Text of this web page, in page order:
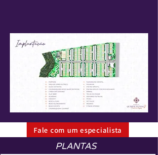
Fale com um especialista
PLANTAS